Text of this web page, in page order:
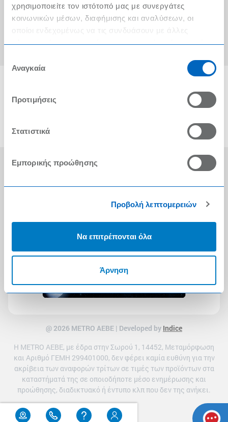
χρησιμοποιείτε τον ιστότοπό μας με συνεργάτες
κοινωνικών μέσων, διαφήμισης και αναλύσεων, οι
οποίοι ενδεχομένως να τις συνδυάσουν με άλλες
πληροφορίες που τους έχετε παραχωρήσει ή τις οποίες
των υπηρεσιών τους.
συγκατάθεσης
Αναγκαία
Προτιμήσεις
Στατιστικά
Εμπορικής προώθησης
Προβολή λεπτομερειών
Να επιτρέπονται όλα
Άρνηση
Εταιρική Κοινωνική Ευθύνη
METRO ΑΕΒΕ
@ 2026 ΜETRO AEBE | Developed by Indice
Η METRO ΑΕΒΕ, με έδρα στην Σωρού 1, 14452, Μεταμόρφωση
και Αριθμό ΓΕΜΗ 299401000, δεν φέρει καμία ευθύνη για την
ακρίβεια των αναφορών τρίτων σε τιμές των προϊόντων στα
καταστήματά της σε οποιοδήποτε μέσο ενημέρωσης και
προώθησης, διαδικτυακό ή έντυπο κλπ που δεν της ανήκει.